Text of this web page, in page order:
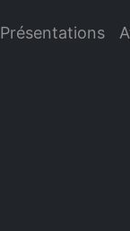
Présentations